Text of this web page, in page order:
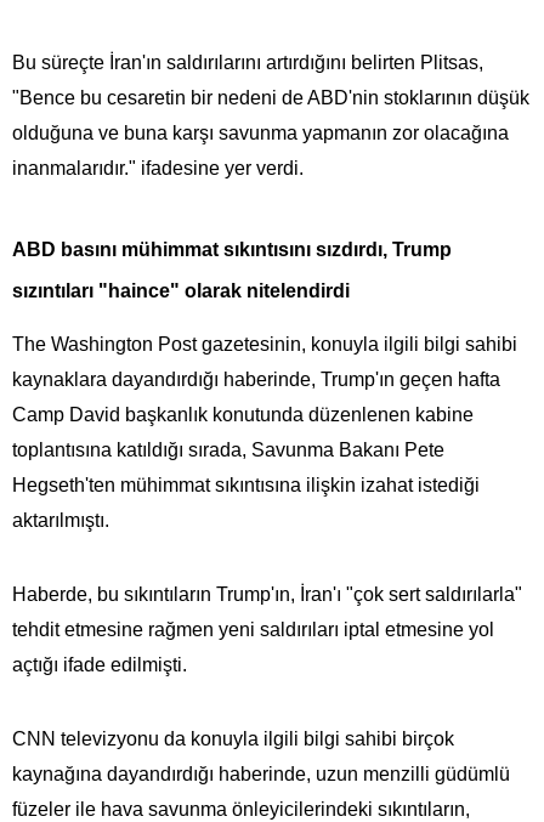
Bu süreçte İran'ın saldırılarını artırdığını belirten Plitsas,
"Bence bu cesaretin bir nedeni de ABD'nin stoklarının düşük
olduğuna ve buna karşı savunma yapmanın zor olacağına
inanmalarıdır." ifadesine yer verdi.
ABD basını mühimmat sıkıntısını sızdırdı, Trump
sızıntıları "haince" olarak nitelendirdi
The Washington Post gazetesinin, konuyla ilgili bilgi sahibi
kaynaklara dayandırdığı haberinde, Trump'ın geçen hafta
Camp David başkanlık konutunda düzenlenen kabine
toplantısına katıldığı sırada, Savunma Bakanı Pete
Hegseth'ten mühimmat sıkıntısına ilişkin izahat istediği
aktarılmıştı.
Haberde, bu sıkıntıların Trump'ın, İran'ı "çok sert saldırılarla"
tehdit etmesine rağmen yeni saldırıları iptal etmesine yol
açtığı ifade edilmişti.
CNN televizyonu da konuyla ilgili bilgi sahibi birçok
kaynağına dayandırdığı haberinde, uzun menzilli güdümlü
füzeler ile hava savunma önleyicilerindeki sıkıntıların,